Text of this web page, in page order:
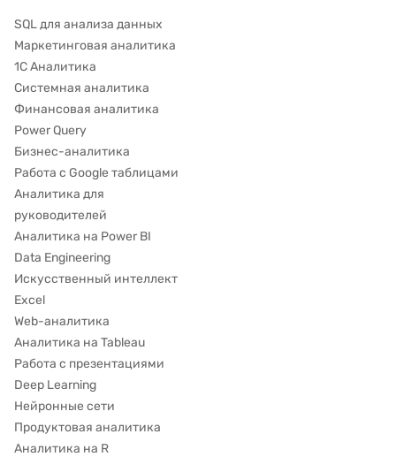
SQL для анализа данных
Маркетинговая аналитика
1С Аналитика
Системная аналитика
Финансовая аналитика
Power Query
Бизнес-аналитика
Работа с Google таблицами
Аналитика для
руководителей
Аналитика на Power BI
Data Engineering
Искусственный интеллект
Excel
Web-аналитика
Аналитика на Tableau
Работа с презентациями
Deep Learning
Нейронные сети
Продуктовая аналитика
Аналитика на R